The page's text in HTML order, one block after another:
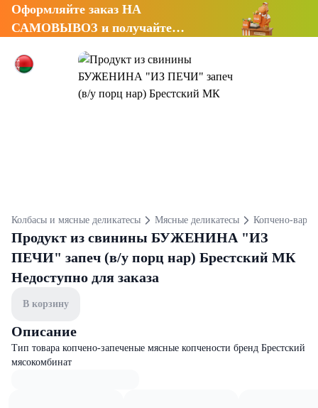
Оформляйте заказ НА
САМОВЫВОЗ и получайте
Колбасы и мясные деликатесы Мясные деликатесы Копчено-
Продукт из свинины БУЖЕНИНА "ИЗ
ПЕЧИ" запеч (в/у порц нар) Брестский МК
Недоступно для заказа
В корзину
Описание
Тип товара копчено-запеченые мясные копчености бренд Брестский
мясокомбинат